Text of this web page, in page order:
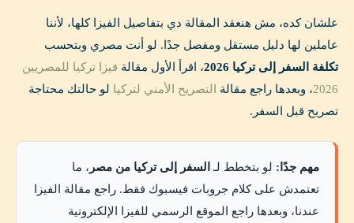
علشان كده، مش هنعقد المقالة دي بتفاصيل الفيزا كلها، لأننا
عاملين لها دليل مستقل ومفصل جدًا. لو أنت مصري وبتحسب
تكلفة السفر إلى تركيا 2026
، اقرأ الأول مقالة فيزا تركيا للمصريين
2026، وبعدها راجع مقالة التصريح الأمني لتركيا لو حالتك محتاجة
تصريح قبل السفر.
مهم جدًا: لو بتخطط لـ السفر إلى تركيا من مصر ، ما
تعتمدش على كلام جروبات فيسبوك فقط. راجع مقالة الفيزا
عندنا، وبعدها راجع الموقع الرسمي للفيزا الإلكترونية